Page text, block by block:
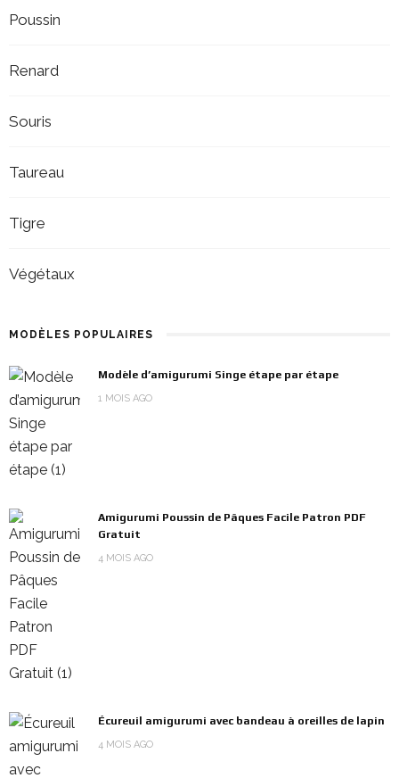
Poussin
Renard
Souris
Taureau
Tigre
Végétaux
MODÈLES POPULAIRES
Modèle d’amigurumi Singe étape par étape
1 MOIS AGO
Amigurumi Poussin de Pâques Facile Patron PDF
Gratuit
4 MOIS AGO
Écureuil amigurumi avec bandeau à oreilles de lapin
4 MOIS AGO